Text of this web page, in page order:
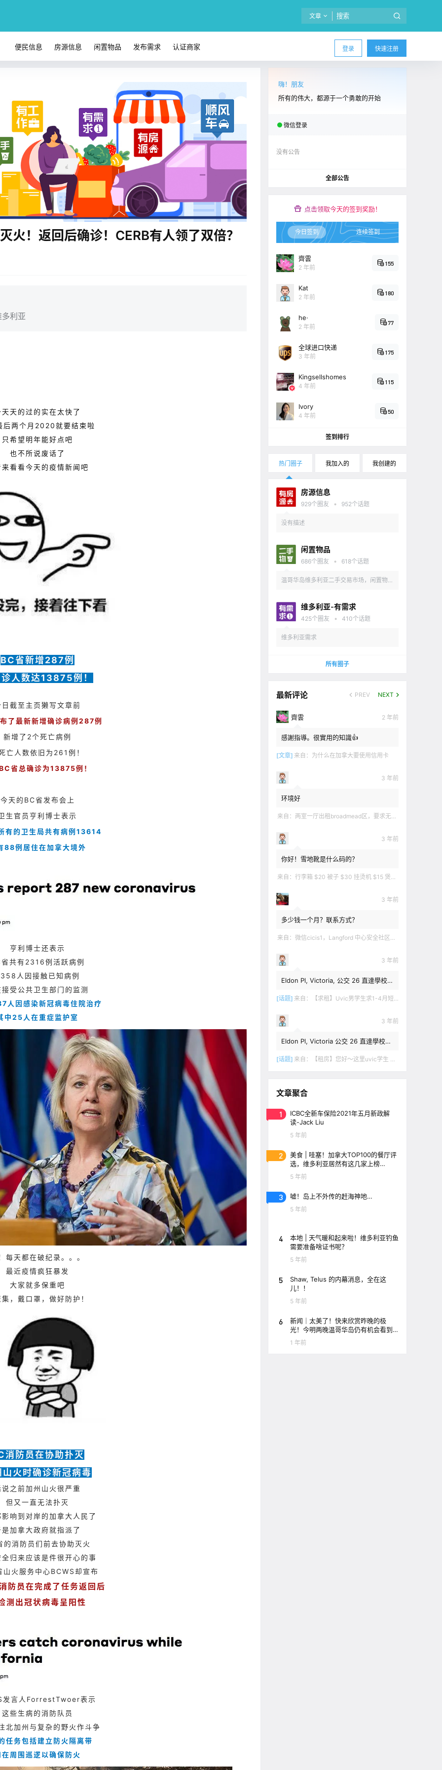
文章
登录 快速注册
便民信息 房源信息 闲置物品 发布需求 认证商家
火！返回后确诊！CERB有人领了双倍？
利亚
天天的过的实在太快了
后两个月2020就要结束啦
只希望明年能好点吧
也不所说废话了
来看看今天的疫情新闻吧
BC省新增287例
人数达13875例！
日截至主页獭写文章前
了最新新增确诊病例287例
新增了2个死亡病例
亡人数依旧为261例！
省总确诊为13875例！
今天的BC省发布会上
生官员亨利博士表示
有的卫生局共有病例13614
88例居住在加拿大境外
亨利博士还表示
共有2316例活跃病例
人因接触已知病例
接受公共卫生部门的监测
人因感染新冠病毒住院治疗
中25人在重症监护室
每天都在破纪录。。。
最近疫情疯狂暴发
大家就多保重吧
，戴口罩，做好防护！
消防员在协助扑灭
山火时确诊新冠病毒
说之前加州山火很严重
但又一直无法扑灭
响到对岸的加拿大人民了
是加拿大政府就指派了
的消防员们前去协助灭火
全归来应该是件很开心的事
山火服务中心BCWS却宣布
防员在完成了任务返回后
测出冠状病毒呈阳性
发言人ForrestTwoer表示
这些生病的消防队员
北加州与复杂的野火作斗争
任务包括建立防火隔离带
在周围巡逻以确保防火
嗨！朋友
所有的伟大，都源于一个勇敢的开始
微信登录
没有公告
全部公告
点击领取今天的签到奖励！
今日签到 连续签到
齊雲
2 年前
155
Kat
2 年前
180
he·
2 年前
77
全球进口快递
3 年前
175
Kingsellshomes
4 年前
115
Ivory
4 年前
50
签到排行
热门圈子 我加入的 我创建的
房源信息
929个圈友 • 952个话题
没有描述
闲置物品
686个圈友 • 618个话题
温哥华岛维多利亚二手交易市场，闲置物品
维多利亚-有需求
425个圈友 • 410个话题
维多利亚需求
所有圈子
最新评论 PREV NEXT
齊雲 2 年前
感謝指導。很實用的知識👍
[文章] 来自： 为什么在加拿大要使用信用卡
3 年前
环境好
来自： 两室一厅出租broadmead区，要求无烟无宠无麻无party，租金2200不包水电有意短信联系2508858496
3 年前
你好！雪地靴是什么码的？
来自： 行李箱 $20 被子 $30 挂烫机 $15 煲汤锅 $5 华夫饼机 $5 衣服 $5 雪地靴 $10 滑雪手套 $10 宜家衣物收纳 .
3 年前
多少钱一个月？联系方式？
来自： 微信cicis1，Langford 中心安全社区完全独立平地出入一室一厅一书房步行5分钟到公车站和商业圈 有后花园和.
3 年前
Eldon Pl, Victoria, 公交 26 直達學校，
[话题] 来自： 【求租】Uvic男学生求1-4月短租
3 年前
Eldon Pl, Victoria 公交 26 直達學校，
[话题] 来自： 【租房】您好～这里uvic学生 明年1月份开始 希望找个独立出入的 爱干净 谢谢！
文章聚合
1
ICBC全新车保险2021年五月新政解
读-Jack Liu
5 年前
2
美食 | 哇塞！加拿大TOP100的餐厅评
选，维多利亚居然有这几家上榜
了！！
5 年前
3 嘘！岛上不外传的赶海神地…
5 年前
4
本地 | 天气暖和起来啦！维多利亚钓鱼
需要准备啥证书呢？
5 年前
5
Shaw, Telus 的内幕消息，全在这
儿！！
5 年前
6
新闻｜太美了！快来欣赏昨晚的极
光！今明两晚温哥华岛仍有机会看到
极光哦！
1 年前